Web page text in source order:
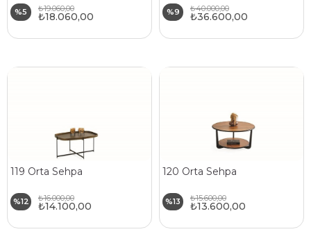
%5 ₺18.060,00
₺19.060,00 %9 ₺36.600,00
₺40.000,00
119 Orta Sehpa
%12 ₺14.100,00
₺16.000,00
120 Orta Sehpa
%13 ₺13.600,00
₺15.600,00